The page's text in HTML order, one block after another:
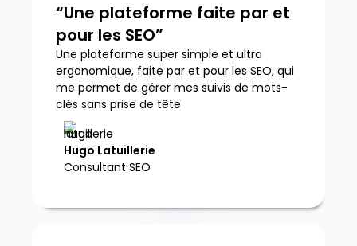
“Une plateforme faite par et
pour les SEO”
Une plateforme super simple et ultra
ergonomique, faite par et pour les SEO, qui
me permet de gérer mes suivis de mots-
clés sans prise de tête
Hugo Latuillerie
Consultant SEO